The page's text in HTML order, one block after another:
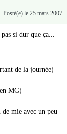
Posté(e) le 25 mars 2007
si dur que ça...
de la journée)
MG)
mie avec un peu